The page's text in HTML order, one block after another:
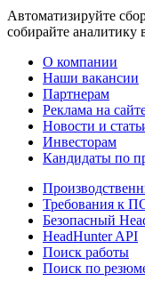
Автоматизируйте
собирайте аналитику
О компании
Наши вакансии
Партнерам
Реклама на
Новости и
Инвесторам
Кандидаты по
Требования к
Безопасный
HeadHunter API
Поиск работы
Поиск по